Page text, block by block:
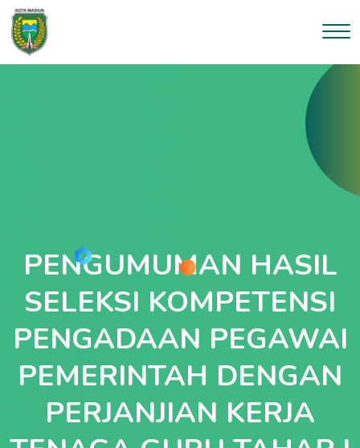
PENGUMUMAN HASIL
SELEKSI KOMPETENSI
PENGADAAN PEGAWAI
PEMERINTAH DENGAN
PERJANJIAN KERJA